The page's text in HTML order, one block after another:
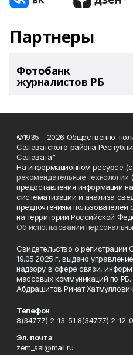
Партнеры
Фотобанк
журналистов РБ
©1935 - 2026 Общественно-
Салаватского района
Салавата"
На информационном ресурсе
рекомендательные технологии
предоставления информации
систематизации и анализа
предпочтениям пользователей
на территории Российской
Об использовании
Свидетельство о
19.05.2025 г. выдано
надзору в сфере связи,
массовых коммуникаций по
Абдрашитов Ринат
Телефон
8(34777) 2-13-51 8(34777) 2-12-
Эл. почта
zem_sal@mail.ru